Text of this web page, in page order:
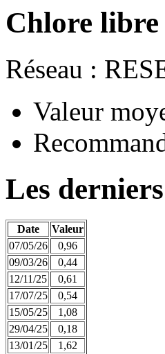
Chlore libre
Réseau :
Valeur
Les
Date
Valeur
07/05/26
0,96
09/03/26
0,44
12/11/25
0,61
17/07/25
0,54
15/05/25
1,08
29/04/25
0,18
13/01/25
1,62